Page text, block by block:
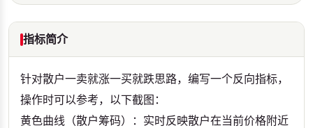
指标简介
针对散户一卖就涨一买就跌思路，编写一个反向指标，
操作时可以参考，以下截图：
黄色曲线（散户筹码）：实时反映散户在当前价格附近